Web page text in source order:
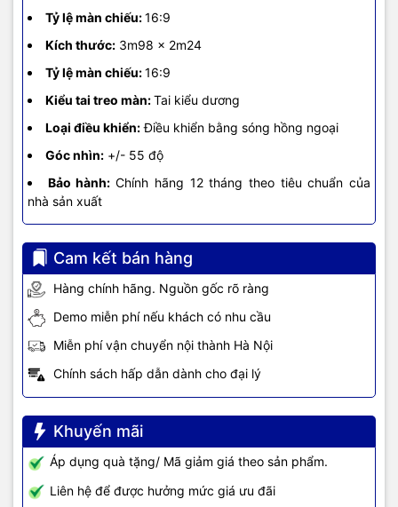
Tỷ lệ màn chiếu:16:9
Kích thước: 3m98 x 2m24
Tỷ lệ màn chiếu:16:9
Kiểu tai treo màn:Tai kiểu dương
Loại điều khiển:Điều khiển bằng sóng hồng ngoại
Góc nhìn: +/- 55 độ
Bảo hành:Chính hãng 12 tháng theo tiêu chuẩn của
nhà sản xuất
Cam kết bán hàng
Hàng chính hãng. Nguồn gốc rõ ràng
Demo miễn phí nếu khách có nhu cầu
Miễn phí vận chuyển nội thành Hà Nội
Chính sách hấp dẫn dành cho đại lý
Khuyến mãi
Áp dụng quà tặng/ Mã giảm giá theo sản phẩm.
Liên hệ để được hưởng mức giá ưu đãi